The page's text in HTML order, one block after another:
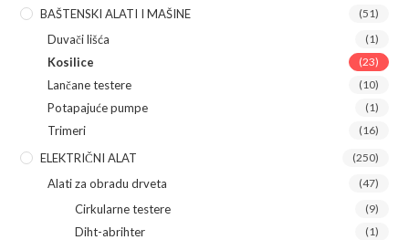
BAŠTENSKI ALATI I MAŠINE (51)
Duvači lišća (1)
Kosilice (23)
Lančane testere (10)
Potapajuće pumpe (1)
Trimeri (16)
ELEKTRIČNI ALAT (250)
Alati za obradu drveta (47)
Cirkularne testere (9)
Diht-abrihter (1)